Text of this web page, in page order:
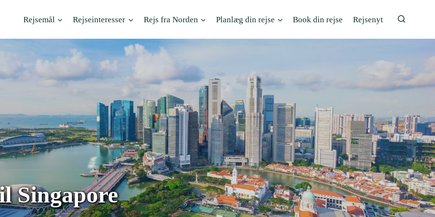
Rejsemål Rejseinteresser Rejs fra Norden Planlæg din rejse Book din rejse Rejsenyt
Singapore